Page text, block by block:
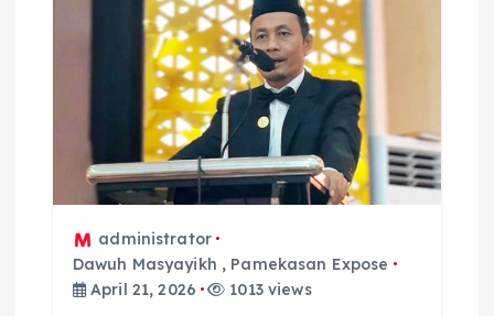
administrator
Dawuh Masyayikh , Pamekasan Expose
April 21, 2026
1013 views